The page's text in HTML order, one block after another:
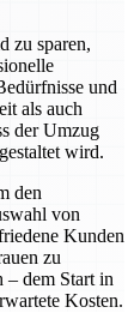
zu sparen,
und
als auch
der Umzug
wird.
den
von
Kunden
zu
– dem Start in
Kosten.